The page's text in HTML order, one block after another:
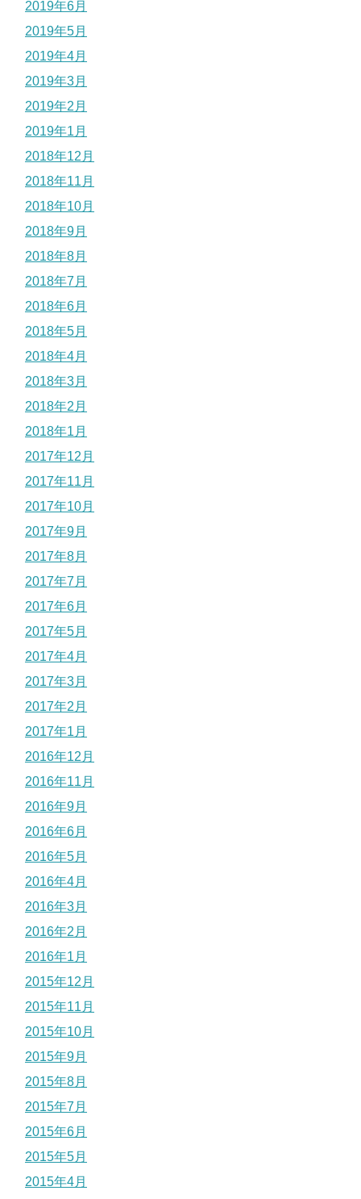
2019年6月
2019年5月
2019年4月
2019年3月
2019年2月
2019年1月
2018年12月
2018年11月
2018年10月
2018年9月
2018年8月
2018年7月
2018年6月
2018年5月
2018年4月
2018年3月
2018年2月
2018年1月
2017年12月
2017年11月
2017年10月
2017年9月
2017年8月
2017年7月
2017年6月
2017年5月
2017年4月
2017年3月
2017年2月
2017年1月
2016年12月
2016年11月
2016年9月
2016年6月
2016年5月
2016年4月
2016年3月
2016年2月
2016年1月
2015年12月
2015年11月
2015年10月
2015年9月
2015年8月
2015年7月
2015年6月
2015年5月
2015年4月